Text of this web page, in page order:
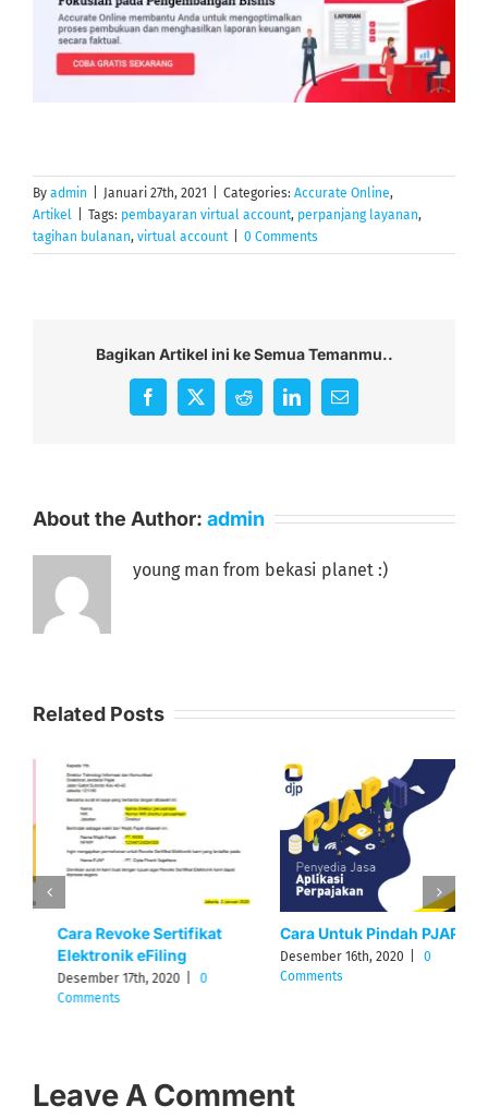
By admin Januari 27th, 2021 Categories: Accurate Online,
Artikel
Tags: pembayaran virtual account, perpanjang layanan,
tagihan bulanan, virtual account 0 Comments
Bagikan Artikel ini ke Semua Temanmu..
Facebook
X RedditLinkedInEmail
About the Author: admin
young man from bekasi planet :)
Related Posts
Cara Untuk Pindah PJAP
Desember 16th, 2020 |
0
Comments
Langkah-Langkah
Berlangganan Accurate
Online
Leave A Comment